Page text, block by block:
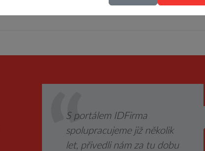
S portálem IDFirma
spolupracujeme již několik
let, přivedli nám za tu dobu